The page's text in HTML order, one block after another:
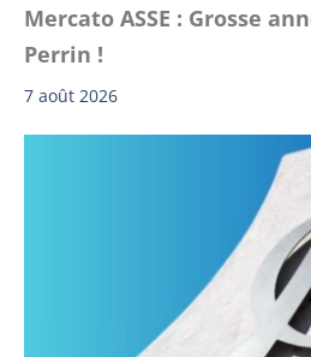
Mercato ASSE : Grosse
Perrin !
7 août 2026